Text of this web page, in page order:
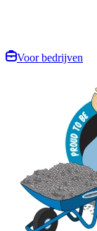
Voor bedrijven